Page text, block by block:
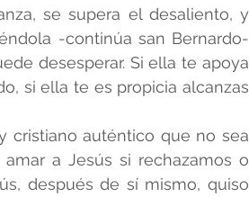
se supera el desaliento, y
-continúa san Bernardo-
desesperar. Si ella te apoya
si ella te es propicia alcanzas
cristiano auténtico que no sea
a Jesús si rechazamos o
después de sí mismo, quiso